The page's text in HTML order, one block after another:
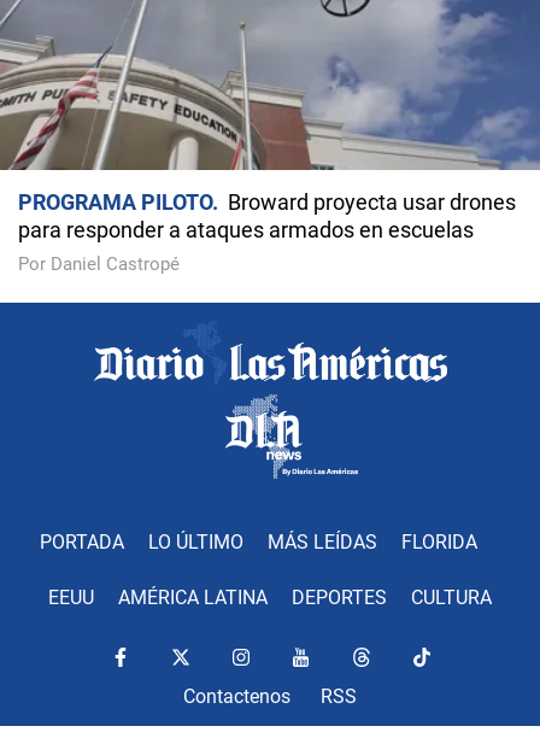
PROGRAMA PILOTO
Broward proyecta usar drones
para responder a ataques armados en escuelas
Por Daniel Castropé
PORTADA LO ÚLTIMO MÁS LEÍDAS FLORIDA
EEUU AMÉRICA LATINA DEPORTES CULTURA
Contactenos RSS